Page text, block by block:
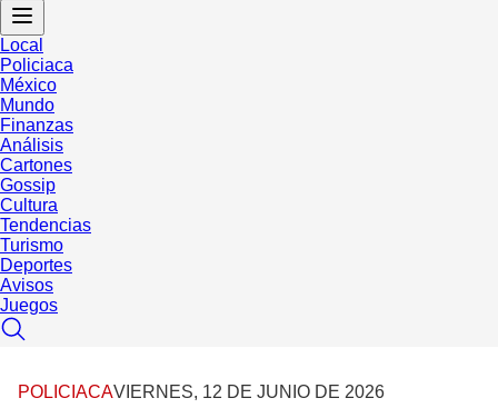
Local
Policiaca
México
Mundo
Finanzas
Análisis
Cartones
Gossip
Cultura
Tendencias
Turismo
Deportes
Avisos
Juegos
POLICIACAVIERNES, 12 DE JUNIO DE 2026